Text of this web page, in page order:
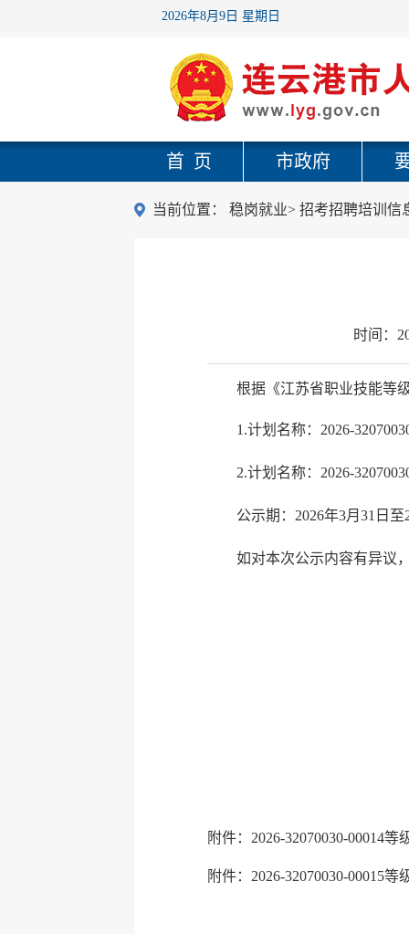
2026年8月9日 星期日
首 页 市政府
当前位置： 稳岗就业> 招考招聘培训信
时间：
根据《江苏省职业技能等
1.计划名称： 2026-
2.计划名称：2026-
公示期：2026年3月31日
如对本次公示内容有异议
附件：2026-32070030-00014
附件：2026-32070030-00015